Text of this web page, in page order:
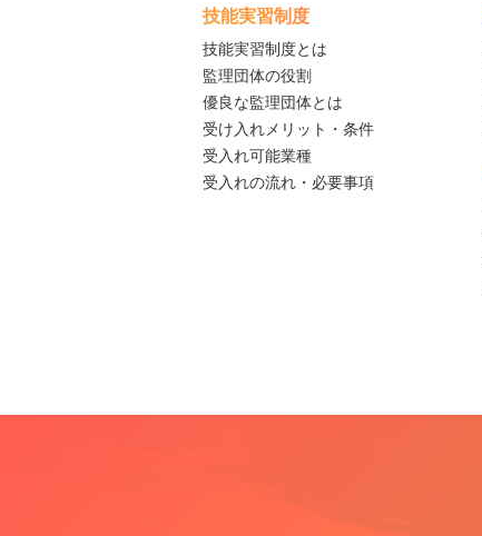
技能実習制度
技能実習制度とは
監理団体の役割
優良な監理団体とは
受け入れメリット・条件
受入れ可能業種
受入れの流れ・必要事項